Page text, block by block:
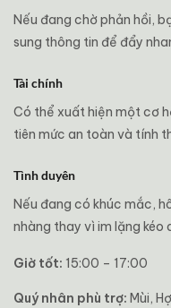
Nếu đang chờ phản hồi,
sung thông tin để đẩy
Tài chính
Có thể xuất hiện một cơ
tiên mức an toàn và tính
Tình duyên
Nếu đang có khúc mắc,
nhàng thay vì im lặng kéo
Giờ tốt: 15:00 – 17:00
Quý nhân phù trợ: Mùi,